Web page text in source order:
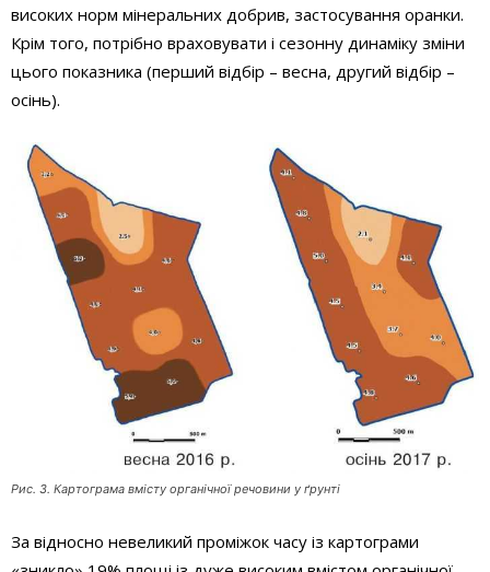
високих норм мінеральних добрив, застосування оранки.
Крім того, потрібно враховувати і сезонну динаміку зміни
цього показника (перший відбір – весна, другий відбір –
осінь).
Рис. 3. Картограма вмісту органічної речовини у ґрунті
За відносно невеликий проміжок часу із картограми